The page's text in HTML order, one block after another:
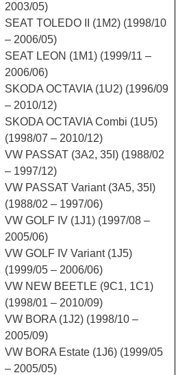
2003/05)
SEAT TOLEDO II (1M2) (1998/10
– 2006/05)
SEAT LEON (1M1) (1999/11 –
2006/06)
SKODA OCTAVIA (1U2) (1996/09
– 2010/12)
SKODA OCTAVIA Combi (1U5)
(1998/07 – 2010/12)
VW PASSAT (3A2, 35I) (1988/02
– 1997/12)
VW PASSAT Variant (3A5, 35I)
(1988/02 – 1997/06)
VW GOLF IV (1J1) (1997/08 –
2005/06)
VW GOLF IV Variant (1J5)
(1999/05 – 2006/06)
VW NEW BEETLE (9C1, 1C1)
(1998/01 – 2010/09)
VW BORA (1J2) (1998/10 –
2005/09)
VW BORA Estate (1J6) (1999/05
– 2005/05)